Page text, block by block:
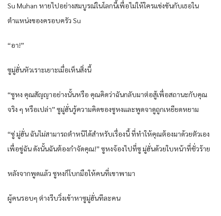
Su Muhan หายไปอย่างสมบูรณ์ในโลกนี้เพื่อไม่ให้ใครแข่งขันกับเธอใน
ตำแหน่งของครอบครัว Su
“อา!”
ซูมู่ฮั่นหัวเราะเยาะเมื่อเห็นสิ่งนี้
“ซูหง คุณสัญญาอย่างนั้นหรือ คุณคิดว่าฉันกลับมาต่อสู้เพื่อสถานะกับคุณ
จริง ๆ หรือเปล่า” ซูมู่ฮั่นรู้ความคิดของซูหงและพูดจาดูถูกเหยียดหยาม
“ซู่ มู่ฮั่น ฉันไม่สามารถตำหนิได้สำหรับเรื่องนี้ ที่ทำให้คุณต้องมาด้วยตัวเอง
เพื่อขู่ฉัน ดังนั้นฉันต้องกำจัดคุณ!” ซูหงจ้องไปที่ซู มู่ฮั่นด้วยใบหน้าที่ชั่วร้าย
หลังจากพูดแล้ว ซูหงก็โบกมือให้คนที่เขาพามา
ผู้คนรอบๆ ต่างรีบวิ่งเข้าหาซูมู่ฮั่นทีละคน